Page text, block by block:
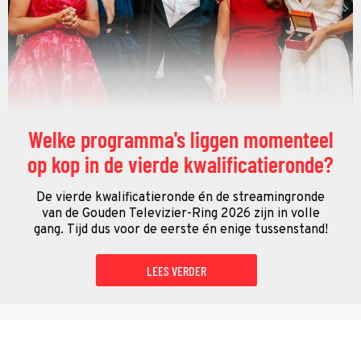
Welke programma's liggen momenteel
op kop in de vierde kwalificatieronde?
De vierde kwalificatieronde én de streamingronde
van de Gouden Televizier-Ring 2026 zijn in volle
gang. Tijd dus voor de eerste én enige tussenstand!
LEES VERDER